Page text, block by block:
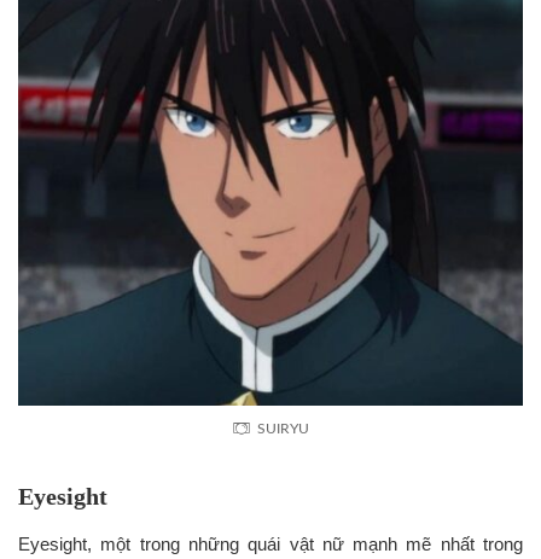
SUIRYU
Eyesight
Eyesight, một trong những quái vật nữ mạnh mẽ nhất trong